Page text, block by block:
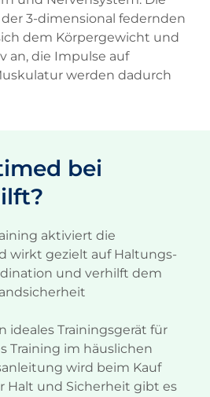
3-dimensional federnden
dem Körpergewicht und
an, die Impulse auf
werden dadurch
bei
aktiviert die
wirkt gezielt auf Haltungs-
ation und verhilft dem
icherheit
ideales Trainingsgerät für
s Training im häuslichen
wird beim Kauf
Halt und Sicherheit gibt es